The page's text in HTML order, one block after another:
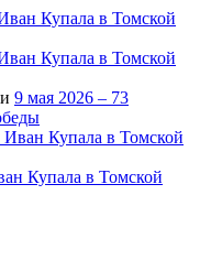
Купала в Томской
Купала в Томской
9 мая 2026 – 73
Купала в Томской
Купала в Томской